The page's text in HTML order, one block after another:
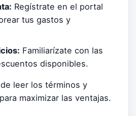
Regístrate en el portal
tus gastos y
Familiarízate con las
disponibles.
leer los términos y
maximizar las ventajas.